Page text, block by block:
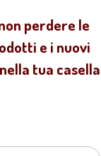
perdere le
e i nuovi
tua casella